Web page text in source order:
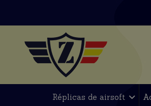
Réplicas de airsoft